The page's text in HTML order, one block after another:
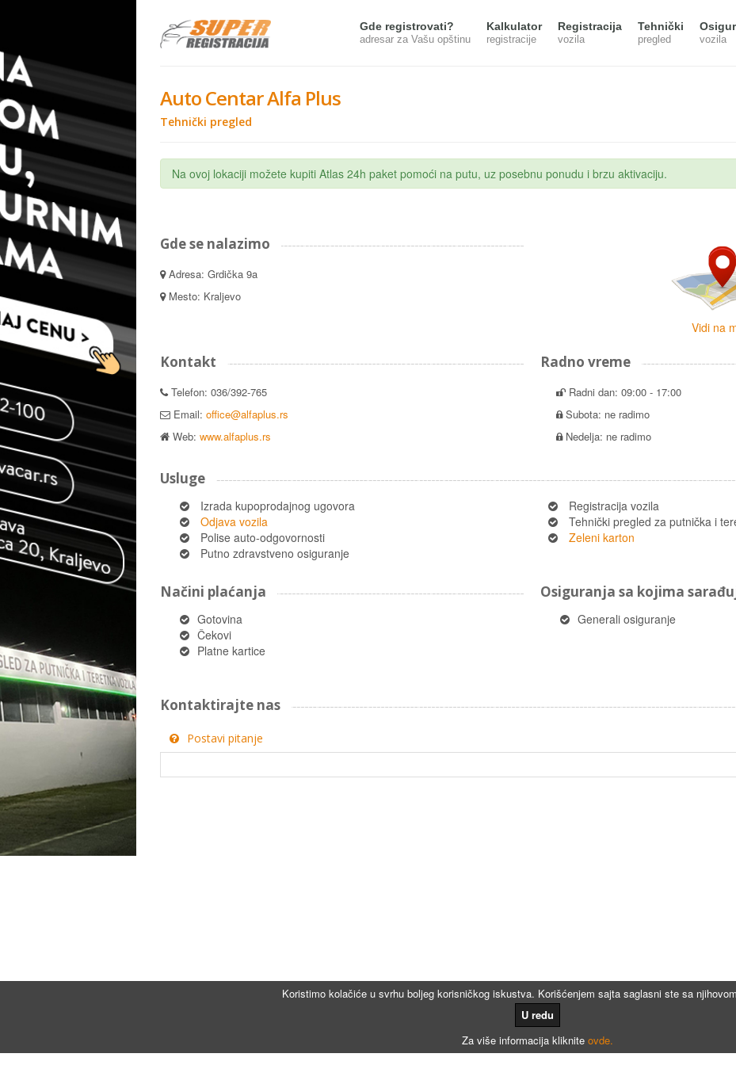
Koristimo kolačiće u svrhu boljeg korisničkog iskustva. Korišćenjem sajta saglasni ste sa
U redu
Za više informacija kliknite ovde.
Gde registrovati?
adresar za Vašu opštinu
Kalkulator
registracije
Registracija
vozila
Tehnički
pregled vozila
Auto Centar Alfa Plus
Tehnički pregled
Na ovoj lokaciji možete kupiti Atlas 24h paket pomoći na putu, uz posebnu ponudu i brzu aktivaciju.
Gde se nalazimo
Adresa: Grdička 9a
Mesto: Kraljevo
Vidi na
Kontakt
Telefon: 036/392-765
Email: office@alfaplus.rs
Web: www.alfaplus.rs
Radno vreme
Radni dan: 09:00 - 17:00
Subota: ne radimo
Nedelja: ne radimo
Usluge
Izrada kupoprodajnog ugovora
Odjava vozila
Polise auto-odgovornosti
Putno zdravstveno osiguranje
Registracija vozila
Tehnički pregled za putnička i
Zeleni karton
Načini plaćanja
Gotovina
Čekovi
Platne kartice
Osiguranja sa kojima
Generali osiguranje
Kontaktirajte nas
Postavi pitanje
Kalkulatori